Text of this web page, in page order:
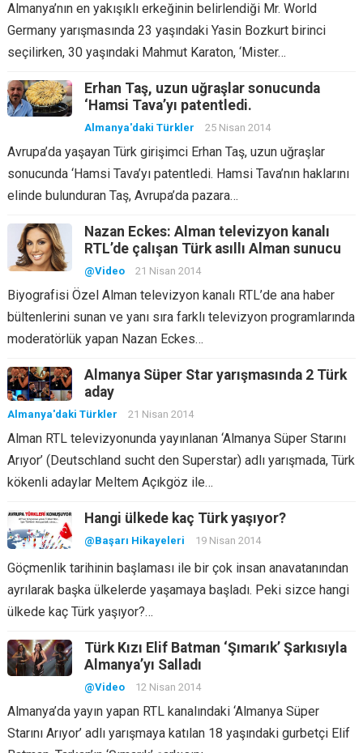
Almanya’nın en yakışıklı erkeğinin belirlendiği Mr. World
Germany yarışmasında 23 yaşındaki Yasin Bozkurt birinci
seçilirken, 30 yaşındaki Mahmut Karaton, ‘Mister…
Erhan Taş, uzun uğraşlar sonucunda
‘Hamsi Tava’yı patentledi.
Almanya'daki Türkler 25 Nisan 2014
Avrupa’da yaşayan Türk girişimci Erhan Taş, uzun uğraşlar
sonucunda ‘Hamsi Tava’yı patentledi. Hamsi Tava’nın haklarını
elinde bulunduran Taş, Avrupa’da pazara…
Nazan Eckes: Alman televizyon kanalı
RTL’de çalışan Türk asıllı Alman sunucu
@Video 21 Nisan 2014
Biyografisi Özel Alman televizyon kanalı RTL’de ana haber
bültenlerini sunan ve yanı sıra farklı televizyon programlarında
moderatörlük yapan Nazan Eckes…
Almanya Süper Star yarışmasında 2 Türk
aday
Almanya'daki Türkler 21 Nisan 2014
Alman RTL televizyonunda yayınlanan ‘Almanya Süper Starını
Arıyor’ (Deutschland sucht den Superstar) adlı yarışmada, Türk
kökenli adaylar Meltem Açıkgöz ile…
Hangi ülkede kaç Türk yaşıyor?
@Başarı Hikayeleri 19 Nisan 2014
Göçmenlik tarihinin başlaması ile bir çok insan anavatanından
ayrılarak başka ülkelerde yaşamaya başladı. Peki sizce hangi
ülkede kaç Türk yaşıyor?…
Türk Kızı Elif Batman ‘Şımarık’ Şarkısıyla
Almanya’yı Salladı
@Video 12 Nisan 2014
Almanya’da yayın yapan RTL kanalındaki ‘Almanya Süper
Starını Arıyor’ adlı yarışmaya katılan 18 yaşındaki gurbetçi Elif